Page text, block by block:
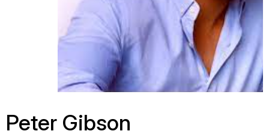
Peter Gibson